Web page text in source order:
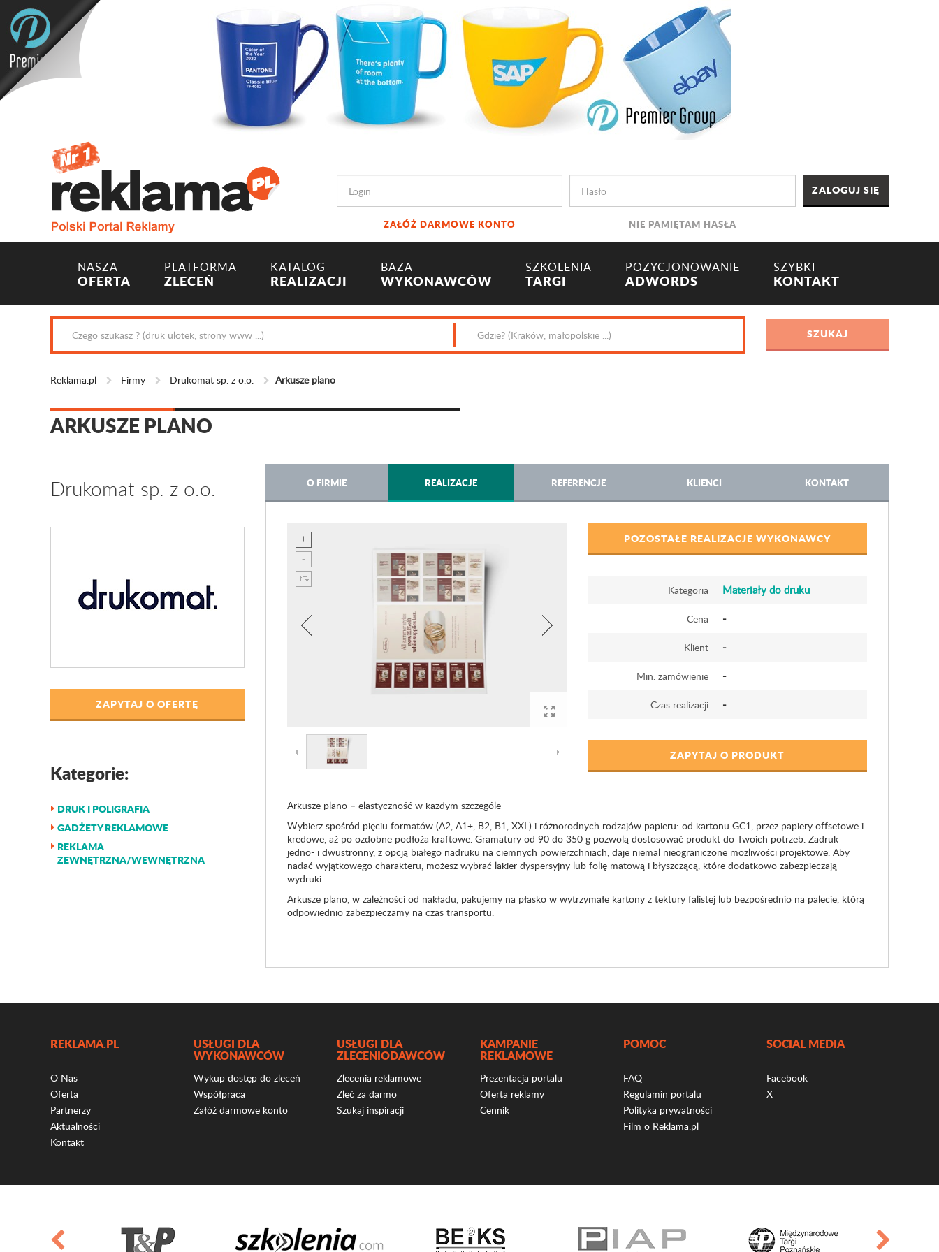
ZAŁÓŻ DARMOWE KONTO NIE PAMIĘTAM HASŁA
NASZA
OFERTA
PLATFORMA
ZLECEŃ
KATALOG
REALIZACJI
BAZA
WYKONAWCÓW
SZKOLENIA
TARGI
POZYCJONOWANIE
ADWORDS
SZYBKI
KONTAKT
Reklama.pl Firmy Drukomat sp. z o.o. Arkusze plano
ARKUSZE PLANO
Drukomat sp. z o.o.
ZAPYTAJ O OFERTĘ
Kategorie:
DRUK I POLIGRAFIA
GADŻETY REKLAMOWE
REKLAMA
ZEWNĘTRZNA/WEWNĘTRZNA
O FIRMIE REALIZACJE REFERENCJE KLIENCI KONTAKT
POZOSTAŁE REALIZACJE WYKONAWCY
Kategoria Materiały do druku
Cena -
Klient -
Min. zamówienie -
Czas realizacji -
ZAPYTAJ O PRODUKT
Arkusze plano – elastyczność w każdym szczególe
Wybierz spośród pięciu formatów (A2, A1+, B2, B1, XXL) i różnorodnych rodzajów papieru: od kartonu GC1, przez papiery offsetowe i
kredowe, aż po ozdobne podłoża kraftowe. Gramatury od 90 do 350 g pozwolą dostosować produkt do Twoich potrzeb. Zadruk
jedno- i dwustronny, z opcją białego nadruku na ciemnych powierzchniach, daje niemal nieograniczone możliwości projektowe. Aby
nadać wyjątkowego charakteru, możesz wybrać lakier dyspersyjny lub folię matową i błyszczącą, które dodatkowo zabezpieczają
wydruki.
Arkusze plano, w zależności od nakładu, pakujemy na płasko w wytrzymałe kartony z tektury falistej lub bezpośrednio na palecie, którą
odpowiednio zabezpieczamy na czas transportu.
REKLAMA.PL
O Nas
Oferta
Partnerzy
Aktualności
Kontakt
USŁUGI DLA
WYKONAWCÓW
Wykup dostęp do zleceń
Współpraca
Załóż darmowe konto
USŁUGI DLA
ZLECENIODAWCÓW
Zlecenia reklamowe
Zleć za darmo
Szukaj inspiracji
KAMPANIE
REKLAMOWE
Prezentacja portalu
Oferta reklamy
Cennik
POMOC
FAQ
Regulamin portalu
Polityka prywatności
Film o Reklama.pl
SOCIAL MEDIA
Facebook
X